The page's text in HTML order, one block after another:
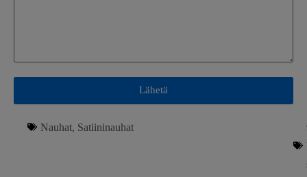
Lähetä
Nauhat, Satiininauhat